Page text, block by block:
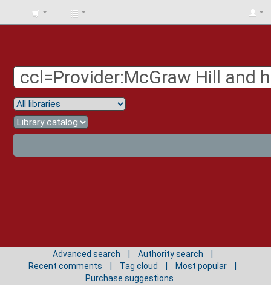
BIBLIOTECA
Advanced search
Authority search
Recent comments
Tag cloud
Most popular
Purchase suggestions